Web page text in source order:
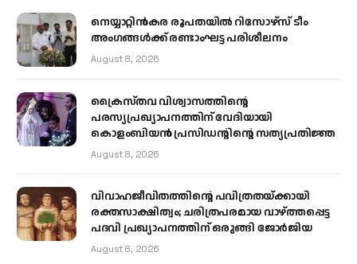
നെയ്യാറ്റിൻകര രൂപതയിൽ റിസോഴ്സ് ടീം
അംഗങ്ങൾക്ക് രണ്ടാംഘട്ട പരിശീലനം
August 8, 2026
ക്രൈസ്തവ വിശ്വാസത്തിന്റെ
പരസ്യപ്രഖ്യാപനത്തിന് വേദിയായി
കൊളംബിയൻ പ്രസിഡന്റിന്റെ സത്യപ്രതിജ്ഞ
August 8, 2026
വിവാഹജീവിതത്തിന്റെ പവിത്രതയ്ക്കായി
രക്തസാക്ഷിത്വം; ചരിത്രപരമായ വാഴ്ത്തപ്പെട്ട
പദവി പ്രഖ്യാപനത്തിന് ഒരുങ്ങി ജോര്‍ജിയ
August 8, 2026